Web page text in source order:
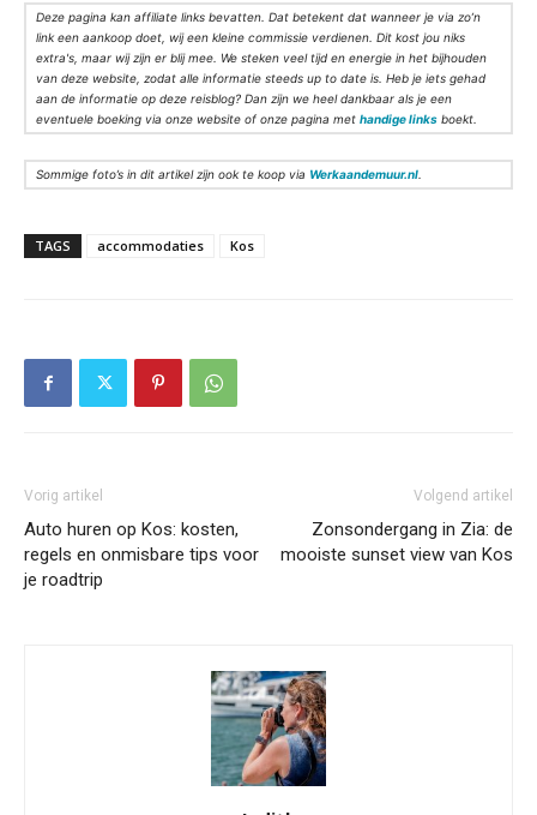
Deze pagina kan affiliate links bevatten. Dat betekent dat wanneer je via zo’n
link een aankoop doet, wij een kleine commissie verdienen. Dit kost jou niks
extra's, maar wij zijn er blij mee. We steken veel tijd en energie in het bijhouden
van deze website, zodat alle informatie steeds up to date is. Heb je iets gehad
aan de informatie op deze reisblog? Dan zijn we heel dankbaar als je een
eventuele boeking via onze website of onze pagina met handige links boekt.
Sommige foto’s in dit artikel zijn ook te koop via Werkaandemuur.nl
TAGS accommodaties Kos
Vorig artikel
Auto huren op Kos: kosten,
regels en onmisbare tips voor
je roadtrip
Volgend artikel
Zonsondergang in Zia: de
mooiste sunset view van Kos